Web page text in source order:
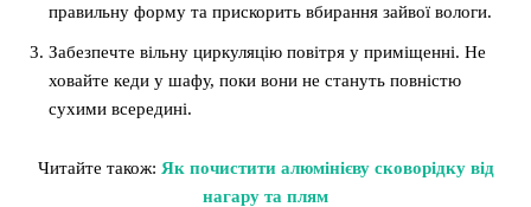
правильну форму та прискорить вбирання зайвої вологи.
Забезпечте вільну циркуляцію повітря у приміщенні. Не
ховайте кеди у шафу, поки вони не стануть повністю
сухими всередині.
Читайте також: Як почистити алюмінієву сковорідку від
нагару та плям